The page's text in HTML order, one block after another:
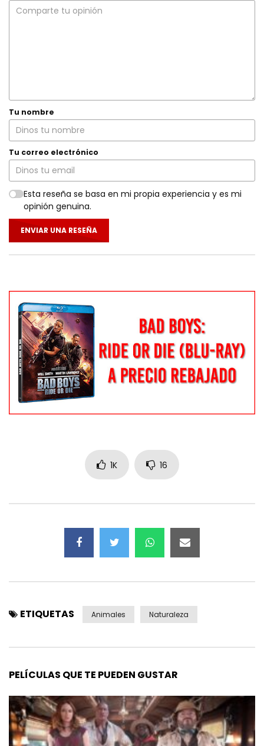
Tu nombre
Tu correo electrónico
Esta reseña se basa en mi propia experiencia y es mi
opinión genuina.
ENVIAR UNA RESEÑA
1K 16
ETIQUETAS Animales Naturaleza
PELÍCULAS QUE TE PUEDEN GUSTAR